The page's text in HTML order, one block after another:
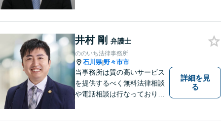
産、個人再生、任意整理）
や、 離婚、相続、交通事故、
慰謝料などの問題解決をお手
伝いします
井村 剛 弁護士
ののいち法律事務所
石川県|野々市市
当事務所は質の高いサービス
を提供するべく無料法律相談
や電話相談は行なっておりま
詳細を見
る